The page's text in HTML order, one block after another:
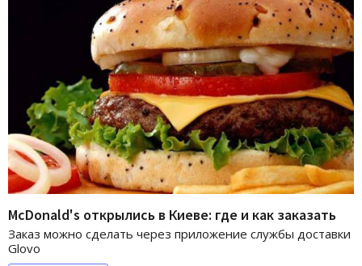
McDonald's открылись в Киеве: где и как заказать
Заказ можно сделать через приложение службы доставки
Glovo